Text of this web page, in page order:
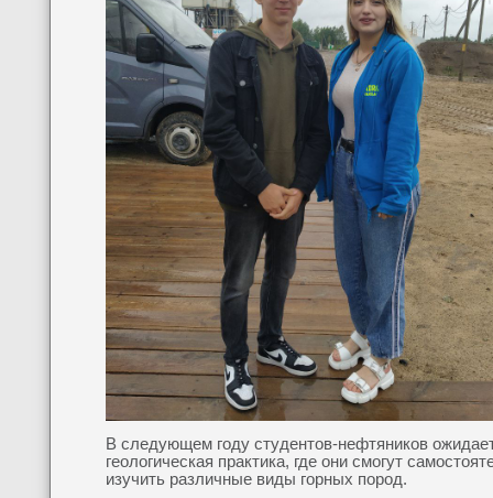
В следующем году студентов-нефтяников
геологическая практика, где они смогут
изучить различные виды горных пород.